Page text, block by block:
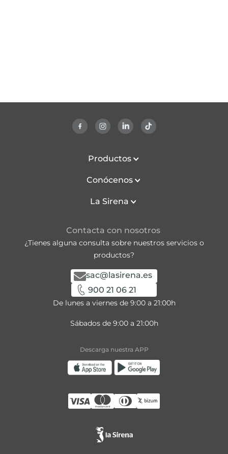
Productos
Conócenos
La Sirena
Contacta con nosotros
¿Tienes alguna consulta sobre nuestros servicios o
productos?
sac@lasirena.es
900 21 06 21
De lunes a viernes de 9:00 a 21:00h
Sábados de 9:00 a 21:00h
Descarga nuestra APP